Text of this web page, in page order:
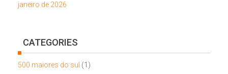
janeiro de 2026
CATEGORIES
500 maiores do sul (1)